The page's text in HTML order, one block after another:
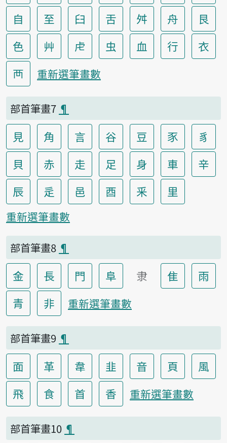
自
至 臼 舌 舛 舟
艮
色
艸 虍 虫 血 行
衣
襾
重新選筆畫數
部首筆畫7 ¶
見 角 言 谷 豆 豕
豸
貝
赤 走 足 身 車
辛
辰
辵 邑 酉 釆 里
重新選筆畫數
部首筆畫8 ¶
金 長 門 阜 隶 隹
雨
青
非 重新選筆畫數
部首筆畫9 ¶
面 革 韋 韭 音 頁
風
飛
食 首 香 重新選筆畫數
部首筆畫10 ¶